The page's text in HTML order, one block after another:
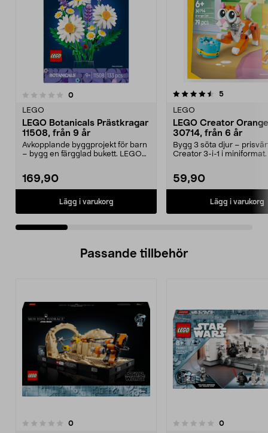
0recensioner
LEGO
LEGO Botanicals Prästkragar
11508, från 9 år
Avkopplande byggprojekt för barn
– bygg en färgglad bukett. LEGO
169,90
Lägg i varukorg
4.5 av 5 stjärnor 5recensioner
LEGO
LEGO Creator
30714, från 6 år
Bygg 3 söta djur –
Creator 3-i-1 i miniformat.
59,90
Lägg i varukorg
5.0 av 5 stjärnor
Passande tillbehör
0recensioner
0.0 av 5 stjärnor 0recensioner
0.0 av 5 stjärnor